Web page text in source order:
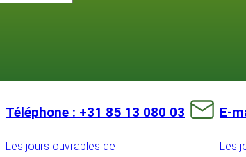
Téléphone : +31 85 13 080 03
Les jours ouvrables de
E-
Les